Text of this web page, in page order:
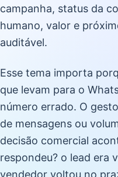
campanha, status da
humano, valor e
auditável.
Esse tema importa
que levam para o
número errado. O
de mensagens ou
decisão comercial
respondeu? o lead era
vendedor voltou no